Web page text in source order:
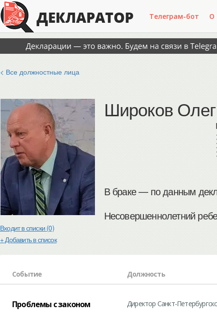
Телеграм-бот О
< Все должностные лица
Входит в списки (0)
+ Добавить в список
Широков
В браке — по данным
Несовершеннолетний
Событие Должность
Проблемы с законом
Директор Санкт-